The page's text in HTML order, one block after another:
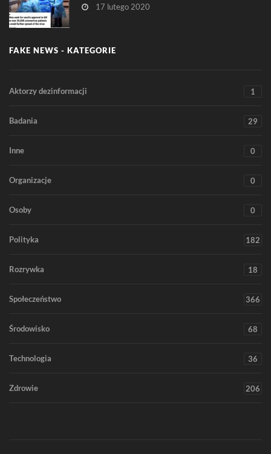
17 lutego 2020
FAKE NEWS - KATEGORIE
Aktorzy dezinformacji 1
Badania 29
Inne 0
Organizacje 0
Osoby 0
Polityka 182
Rozrywka 18
Społeczeństwo 366
Środowisko 68
Technologia 36
Zdrowie 206